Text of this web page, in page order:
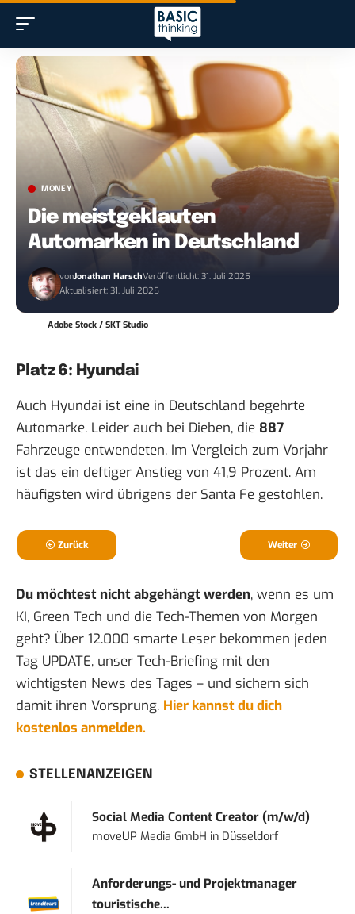
MONEY
Die meistgeklauten
Automarken in Deutschland
vonJonathan HarschVeröffentlicht: 31. Juli 2025
Aktualisiert: 31. Juli 2025
Adobe Stock / SKT Studio
Platz 6: Hyundai
Auch Hyundai ist eine in Deutschland begehrte
Automarke. Leider auch bei Dieben, die 887
Fahrzeuge entwendeten. Im Vergleich zum Vorjahr
ist das ein deftiger Anstieg von 41,9 Prozent. Am
häufigsten wird übrigens der Santa Fe gestohlen.
Zurück Weiter
Du möchtest nicht abgehängt werden, wenn es um
KI, Green Tech und die Tech-Themen von Morgen
geht? Über 12.000 smarte Leser bekommen jeden
Tag UPDATE, unser Tech-Briefing mit den
wichtigsten News des Tages – und sichern sich
damit ihren Vorsprung. Hier kannst du dich
kostenlos anmelden.
STELLENANZEIGEN
Social Media Content Creator (m/w/d)
moveUP Media GmbH in Düsseldorf
Anforderungs- und Projektmanager
touristische...